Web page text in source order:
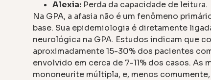
Alexia: Perda da capacidade de leitura.
Na GPA, a afasia não é um fenômeno
base. Sua epidemiologia é diretamente
neurológica na GPA. Estudos indicam que
aproximadamente 15-30% dos pacientes
envolvido em cerca de 7-11% dos casos.
mononeurite múltipla, e, menos